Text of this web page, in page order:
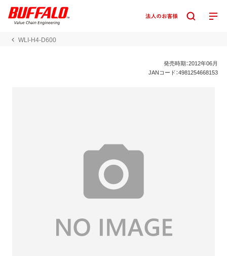
WLI-H4-D600
発売時期：2012年06月
JANコード：4981254668153